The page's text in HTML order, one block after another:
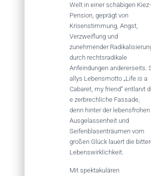
Welt in einer schäbigen Kiez-
Pension, geprägt von
Krisenstimmung, Angst,
Verzweiflung und
zunehmender
durch rechtsradikale
Anfeindungen andererseits.
allys Lebensmotto „Life is a
Cabaret, my friend“ entlarvt di
e zerbrechliche Fassade,
denn hinter der lebensfrohen
Ausgelassenheit und
Seifenblasenträumen vom
großen Glück lauert die
Lebenswirklichkeit.
Mit spektakulären